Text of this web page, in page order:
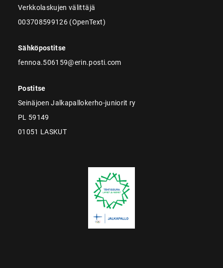
Verkkolaskujen välittäjä
003708599126 (OpenText)
Sähköpostitse
fennoa.506159@erin.posti.com
Postitse
Seinäjoen Jalkapallokerho-juniorit ry
PL 59149
01051 LASKUT